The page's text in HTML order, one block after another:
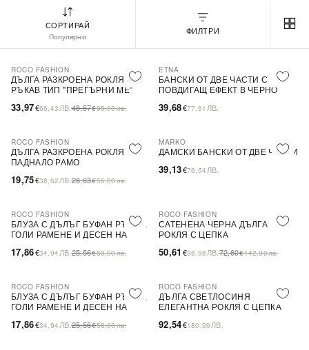
СОРТИРАЙ
Популярни
ФИЛТРИ
-30%
ROCO FASHION
ДЪЛГА РАЗКРОЕНА РОКЛЯ БЕЗ
РЪКАВ ТИП ''ПРЕГЪРНИ МЕ''
33,97€66,43 ЛВ.48,57€95,00лв.
ETNA
БАНСКИ ОТ ДВЕ ЧАСТИ С
ПОВДИГАЩ ЕФЕКТ В ЧЕРНО
39,68€77,61 ЛВ.
-31%
ROCO FASHION
ДЪЛГА РАЗКРОЕНА РОКЛЯ С
ПАДНАЛО РАМО
19,75€38,62 ЛВ.28,63€56,00лв.
MARKO
ДАМСКИ БАНСКИ ОТ ДВЕ ЧАСТИ
39,13€76,54 ЛВ.
-30%
ROCO FASHION
БЛУЗА С ДЪЛЪГ БУФАН РЪКАВ,
ГОЛИ РАМЕНЕ И ДЕСЕН НА
17,86€34,94 ЛВ.25,56€50,00лв.
-30%
ROCO FASHION
САТЕНЕНА ЧЕРНА ДЪЛГА
РОКЛЯ С ЦЕПКА
50,61 €98,98 ЛВ.72,60€142,00лв.
-30%
ROCO FASHION
БЛУЗА С ДЪЛЪГ БУФАН РЪКАВ,
ГОЛИ РАМЕНЕ И ДЕСЕН НА
17,86€34,94 ЛВ.25,56€50,00лв.
ROCO FASHION
ДЪЛГА СВЕТЛОСИНЯ
ЕЛЕГАНТНА РОКЛЯ С ЦЕПКА
92,54€180,99 ЛВ.